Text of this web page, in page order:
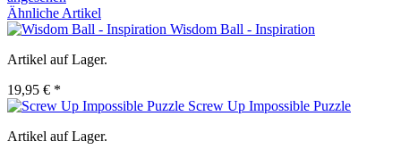
Ähnliche Artikel
Wisdom Ball - Inspiration
Artikel auf Lager.
19,95 € *
Screw Up Impossible Puzzle
Artikel auf Lager.